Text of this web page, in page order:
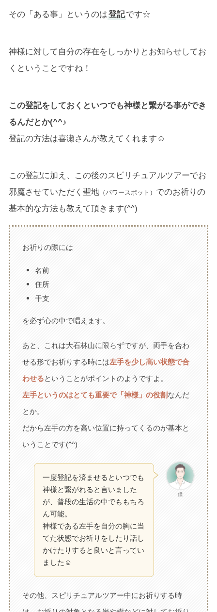
その「ある事」というのは登記です☆
神様に対して自分の存在をしっかりとお知らせしてお
くということですね！
この登記をしておくといつでも神様と繋がる事ができ
るんだとか(^^♪
登記の方法は喜瀬さんが教えてくれます☺
この登記に加え、この後のスピリチュアルツアーでお
邪魔させていただく聖地（パワースポット） でのお祈りの
基本的な方法も教えて頂きます(^^)
お祈りの際には
名前
住所
干支
を必ず心の中で唱えます。
あと、これは大石林山に限らずですが、両手を合わ
せる形でお祈りする時には左手を少し高い状態で合
わせるということがポイントのようですよ。
左手というのはとても重要で「神様」の役割なんだ
とか。
だから左手の方を高い位置に持ってくるのが基本と
いうことです(^^)
僕
一度登記を済ませるといつでも
神様と繋がれると言いました
が、普段の生活の中でももちろ
ん可能。
神様である左手を自分の胸に当
てた状態でお祈りをしたり話し
かけたりすると良いと言ってい
ました☺
その他、スピリチュアルツアー中にお祈りする時